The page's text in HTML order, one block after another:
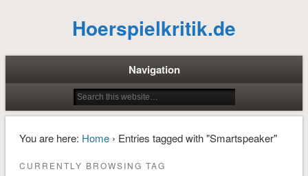
Hoerspielkritik.de
Navigation
You are here: Home› Entries tagged with "Smartspeaker"
CURRENTLY BROWSING TAG